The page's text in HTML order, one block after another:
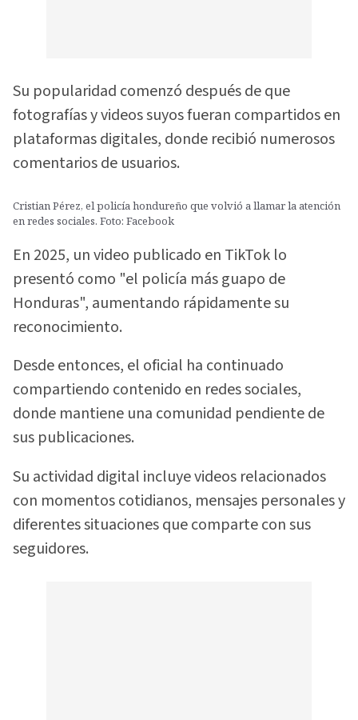
Su popularidad comenzó después de que
fotografías y videos suyos fueran compartidos en
plataformas digitales, donde recibió numerosos
comentarios de usuarios.
Cristian Pérez, el policía hondureño que volvió a llamar la atención
en redes sociales. Foto: Facebook
En 2025, un video publicado en TikTok lo
presentó como "el policía más guapo de
Honduras", aumentando rápidamente su
reconocimiento.
Desde entonces, el oficial ha continuado
compartiendo contenido en redes sociales,
donde mantiene una comunidad pendiente de
sus publicaciones.
Su actividad digital incluye videos relacionados
con momentos cotidianos, mensajes personales y
diferentes situaciones que comparte con sus
seguidores.